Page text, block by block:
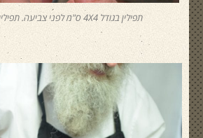
תפילין בגודל 4X4 ס"מ לפני צביעה. תפילין אלו מחירן יקר